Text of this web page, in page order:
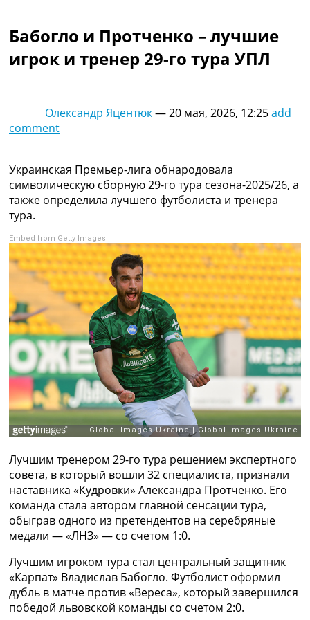
Турниры
Чемпионат Мира
Украина. Премьер-Лига
Украина. Первая Лига
Испания. Ла Лига
Таблицы групп Чемпионата Мира
Украина. Премьер-Лига
Украина. Первая Лига
Лига Чемпионов. Таблицы групп
Испания. Ла Лига
Все таблицы >>>
Рейтинги
Рейтинг стран УЕФА
Рейтинг клубов УЕФА
Рейтинг ФИФА
ТВ программа
RU
UA
Categories
Главная
Видео
Трансферы
Новости футбола Украины
Последние комментарии
Конкурс прогнозов
Логин
Правила
Коллективный прогноз
Турниры
Чемпионат Мира
Бабогло и Протченко – лучшие
игрок и тренер 29-го тура УПЛ
Олександр Яцентюк—20 мая, 2026, 12:25add
comment
Украинская Премьер-лига обнародовала
символическую сборную 29-го тура сезона-2025/26, а
также определила лучшего футболиста и тренера
тура.
Embed from Getty Images
Лучшим тренером 29-го тура решением экспертного
совета, в который вошли 32 специалиста, признали
наставника «Кудровки» Александра Протченко. Его
команда стала автором главной сенсации тура,
обыграв одного из претендентов на серебряные
медали — «ЛНЗ» — со счетом 1:0.
Лучшим игроком тура стал центральный защитник
«Карпат» Владислав Бабогло. Футболист оформил
дубль в матче против «Вереса», который завершился
победой львовской команды со счетом 2:0.